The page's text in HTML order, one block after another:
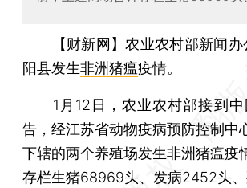
【财新网】农业农村部新闻
阳县发生非洲猪瘟疫情。
1月12日，农业农村部接到中
告，经江苏省动物疫病预防控制中
下辖的两个养殖场发生非洲猪瘟疫
存栏生猪68969头、发病2452头、